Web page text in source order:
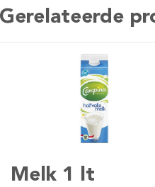
Gerelateerde
Fanta